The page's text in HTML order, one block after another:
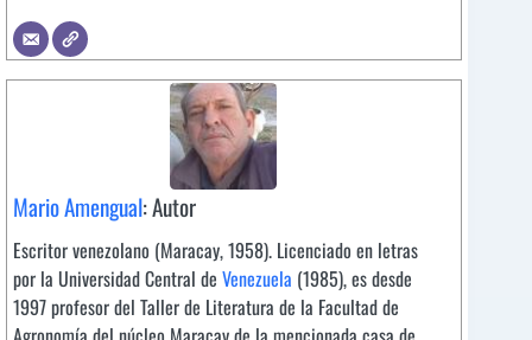
Mario Amengual: Autor
Escritor venezolano (Maracay, 1958). Licenciado en letras
por la Universidad Central de Venezuela (1985), es desde
1997 profesor del Taller de Literatura de la Facultad de